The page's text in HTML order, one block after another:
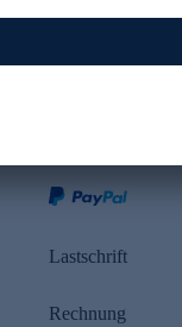
Lastschrift
Rechnung